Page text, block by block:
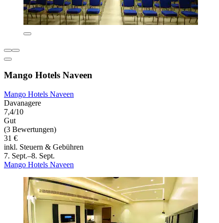
Mango Hotels Naveen
Mango Hotels Naveen
Davanagere
7,4/10
Gut
(3 Bewertungen)
31 €
inkl. Steuern & Gebühren
7. Sept.–8. Sept.
Mango Hotels Naveen